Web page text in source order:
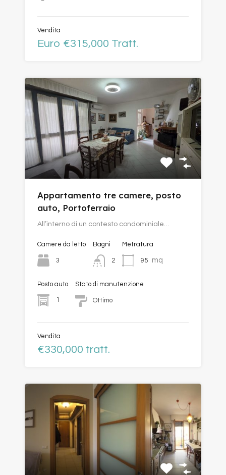
Vendita
Euro €315,000 Tratt.
Appartamento tre camere, posto
auto, Portoferraio
All’interno di un contesto condominiale…
Camere da letto
3
Bagni
2
Metratura
95 mq
Posto auto
1
Stato di manutenzione
Ottimo
Vendita
€330,000 tratt.